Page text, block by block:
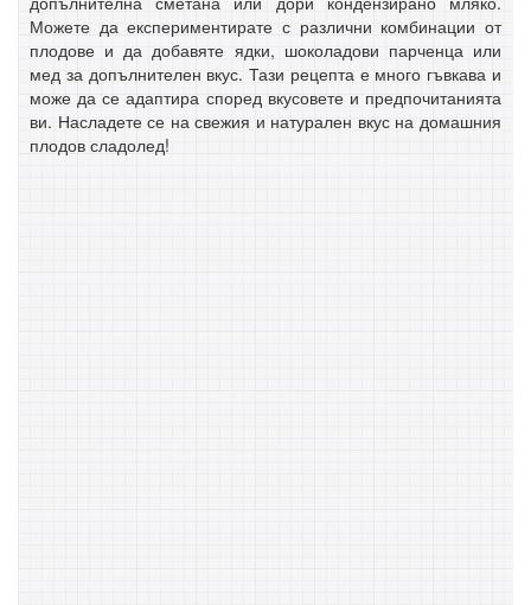
Можете да експериментирате с различни комбинации от
плодове и да добавяте ядки, шоколадови парченца или
мед за допълнителен вкус. Тази рецепта е много гъвкава и
може да се адаптира според вкусовете и предпочитанията
ви. Насладете се на свежия и натурален вкус на домашния
плодов сладолед!